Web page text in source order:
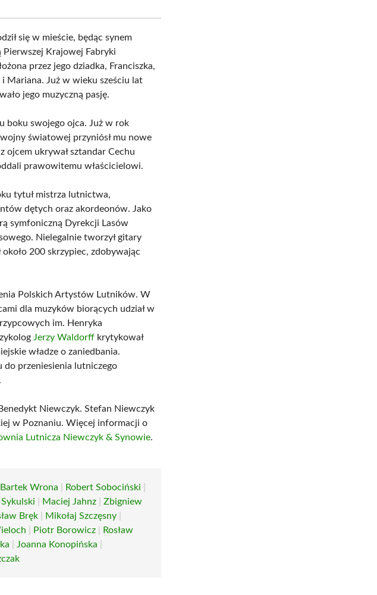
się w mieście, będąc synem
Krajowej Fabryki
przez jego dziadka, Franciszka,
Mariana. Już w wieku sześciu lat
jego muzyczną pasję.
boku swojego ojca. Już w rok
światowej przyniósł mu nowe
ojcem ukrywał sztandar Cechu
prawowitemu właścicielowi.
tytuł mistrza lutnictwa,
dętych oraz akordeonów. Jako
symfoniczną Dyrekcji Lasów
Nielegalnie tworzył gitary
200 skrzypiec, zdobywając
Polskich Artystów Lutników. W
dla muzyków biorących udział w
im. Henryka
Jerzy Waldorff krytykował
władze o zaniedbania.
przeniesienia lutniczego
Niewczyk. Stefan Niewczyk
w Poznaniu. Więcej informacji o
Lutnicza Niewczyk & Synowie.
Bartek Wrona Robert Sobociński
Sykulski Maciej Jahnz |Zbigniew
Bręk Mikołaj Szczęsny
Piotr Borowicz
Rosław
Joanna Konopińska